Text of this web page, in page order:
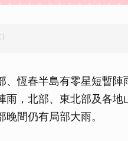
、恆春半島有零星短暫陣
雨，北部、東北部及各地
間仍有局部大雨。